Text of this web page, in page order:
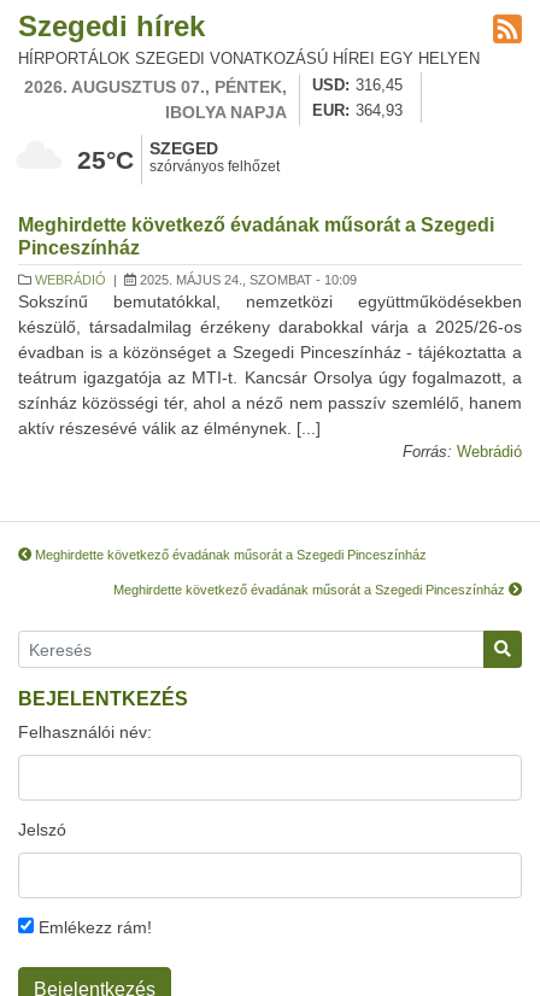
Szegedi hírek
HÍRPORTÁLOK SZEGEDI VONATKOZÁSÚ HÍREI EGY HELYEN
2026. AUGUSZTUS 07., PÉNTEK,
IBOLYA NAPJA
USD
316,45
EUR
364,93
25°C SZEGED
szórványos felhőzet
Meghirdette következő évadának műsorát a Szegedi
Pinceszínház
WEBRÁDIÓ | 2025. MÁJUS 24., SZOMBAT - 10:09
Sokszínű bemutatókkal, nemzetközi együttműködésekben
készülő, társadalmilag érzékeny darabokkal várja a 2025/26-os
évadban is a közönséget a Szegedi Pinceszínház - tájékoztatta a
teátrum igazgatója az MTI-t. Kancsár Orsolya úgy fogalmazott, a
színház közösségi tér, ahol a néző nem passzív szemlélő, hanem
aktív részesévé válik az élménynek. [...]
Forrás: Webrádió
Meghirdette következő évadának műsorát a Szegedi Pinceszínház
Meghirdette következő évadának műsorát a Szegedi Pinceszínház
BEJELENTKEZÉS
Felhasználói név:
Jelszó
Emlékezz rám!